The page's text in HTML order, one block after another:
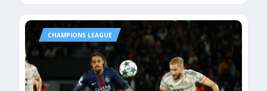
CHAMPIONS LEAGUE